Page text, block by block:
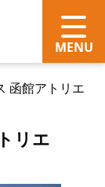
函館アトリエ
リエ